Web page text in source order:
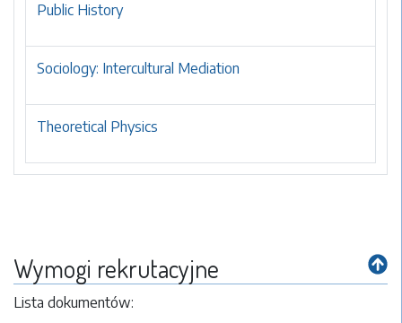
Public History
Sociology: Intercultural Mediation
Theoretical Physics
Wymogi rekrutacyjne
Lista dokumentów: